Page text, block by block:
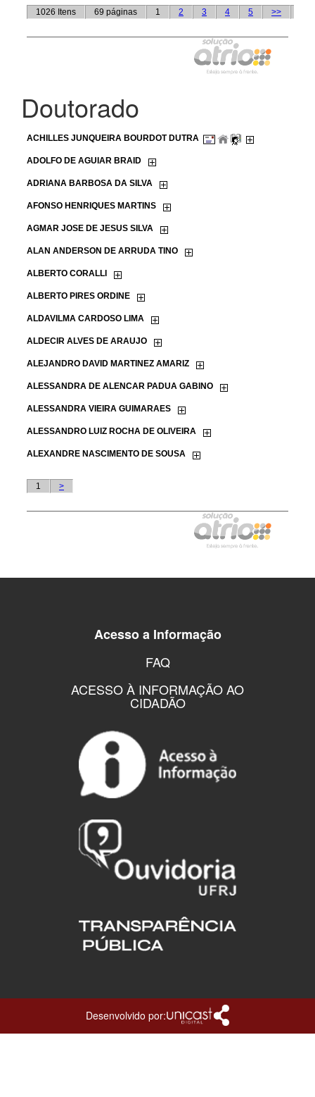
Doutorado
Acesso a Informação
FAQ
ACESSO À INFORMAÇÃO AO
CIDADÃO
Desenvolvido por: